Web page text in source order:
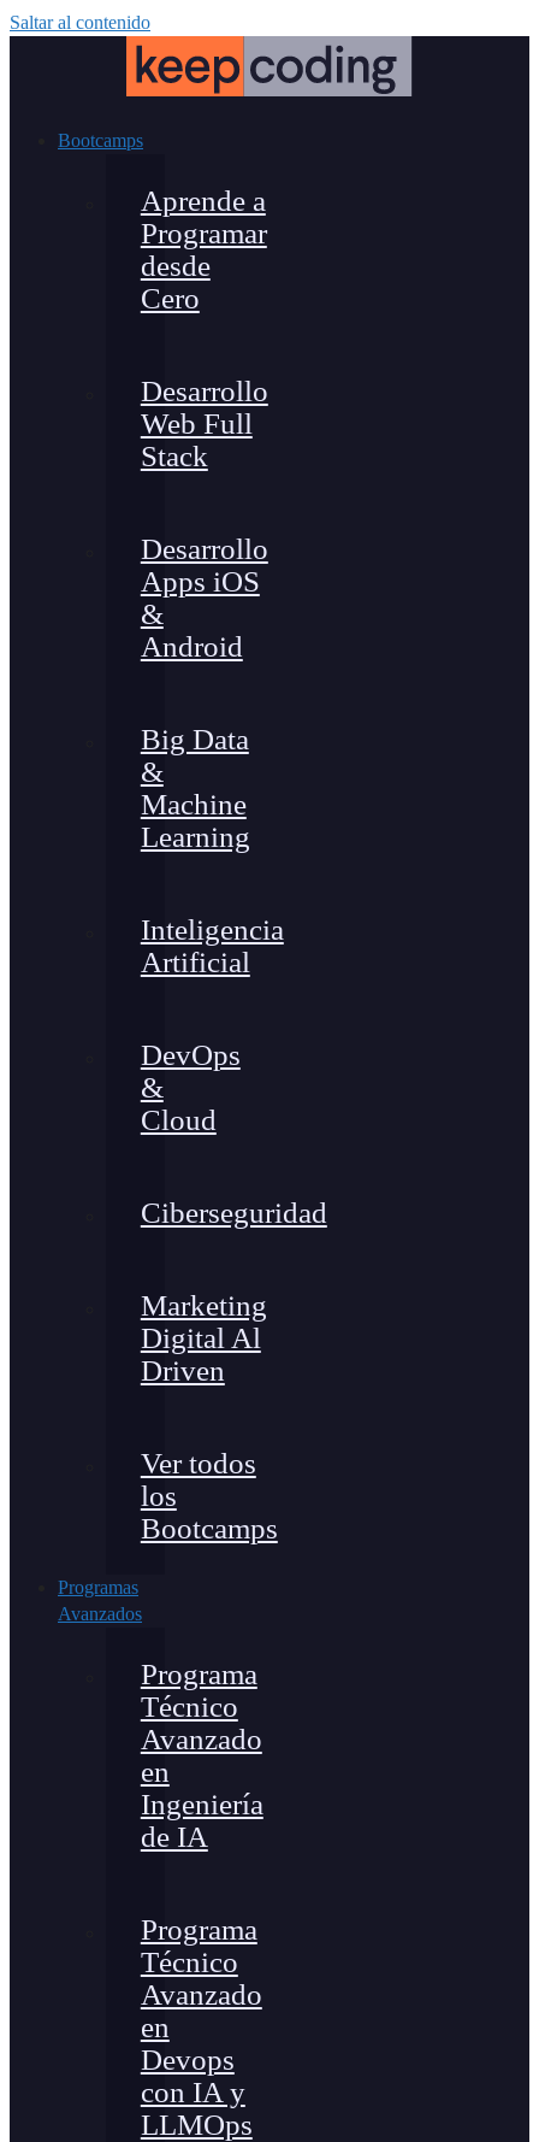
Saltar al contenido
Bootcamps
Aprende a
Programar
desde
Cero
Desarrollo
Web Full
Stack
Desarrollo
Apps iOS
&
Android
Big Data
&
Machine
Learning
Inteligencia
Artificial
DevOps
&
Cloud
Ciberseguridad
Marketing
Digital Al
Driven
Ver todos
los
Bootcamps
Programas
Avanzados
Programa
Técnico
Avanzado
en
Ingeniería
de IA
Programa
Técnico
Avanzado
en
Devops
con IA y
LLMOps